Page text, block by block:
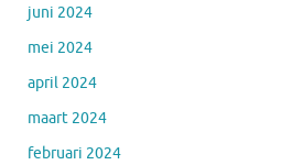
juni 2024
mei 2024
april 2024
maart 2024
februari 2024